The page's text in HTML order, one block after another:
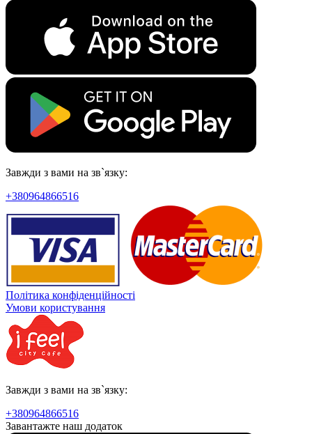
Завжди з вами на зв`язку:
+380964866516
Політика конфіденційності
Умови користування
Завжди з вами на зв`язку:
+380964866516
Завантажте наш додаток